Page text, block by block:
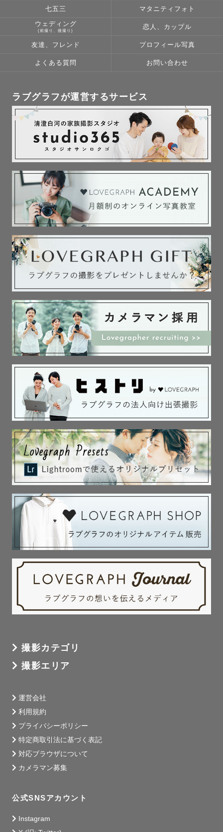
七五三 マタニティフォト
ウェディング
(前撮り、後撮り)
恋人、カップル
友達、フレンド プロフィール写真
よくある質問 お問い合わせ
ラブグラフが運営するサービス
撮影カテゴリ
撮影エリア
運営会社
利用規約
プライバシーポリシー
特定商取引法に基づく表記
対応ブラウザについて
カメラマン募集
公式SNSアカウント
Instagram